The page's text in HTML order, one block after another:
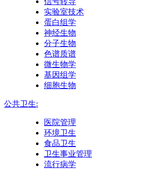
实验室技术
蛋白组学
神经生物
分子生物
色谱质谱
微生物学
基因组学
细胞生物
公共卫生:
医院管理
环境卫生
食品卫生
卫生事业管理
流行病学